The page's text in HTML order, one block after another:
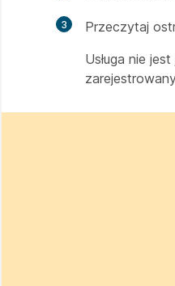
3
Przeczytaj
Usługa nie